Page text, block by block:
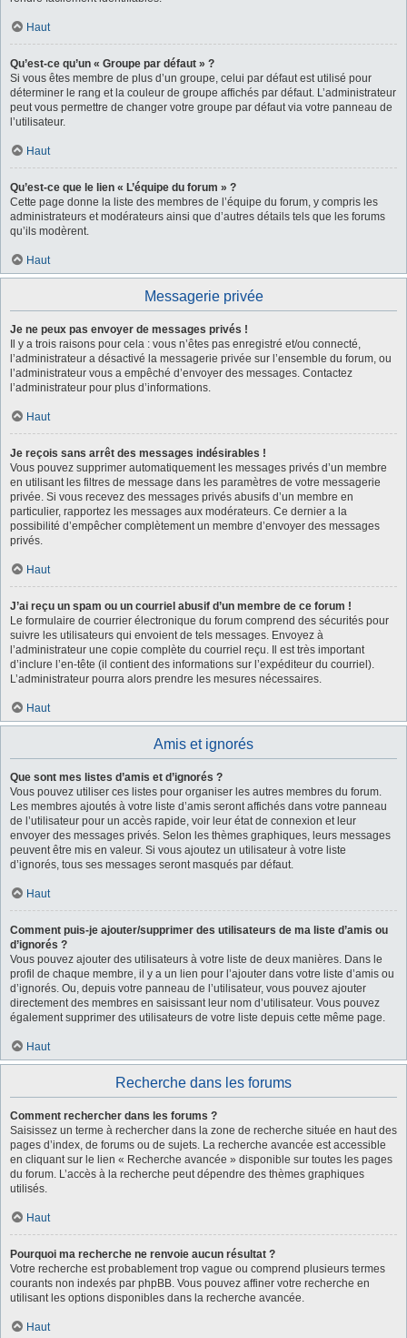
Haut
Qu’est-ce qu’un « Groupe par défaut » ?
Si vous êtes membre de plus d’un groupe, celui par défaut est utilisé pour
déterminer le rang et la couleur de groupe affichés par défaut. L’administrateur
peut vous permettre de changer votre groupe par défaut via votre panneau de
l’utilisateur.
Haut
Qu’est-ce que le lien « L’équipe du forum » ?
Cette page donne la liste des membres de l’équipe du forum, y compris les
administrateurs et modérateurs ainsi que d’autres détails tels que les forums
qu’ils modèrent.
Haut
Messagerie privée
Je ne peux pas envoyer de messages privés !
Il y a trois raisons pour cela : vous n’êtes pas enregistré et/ou connecté,
l’administrateur a désactivé la messagerie privée sur l’ensemble du forum, ou
l’administrateur vous a empêché d’envoyer des messages. Contactez
l’administrateur pour plus d’informations.
Haut
Je reçois sans arrêt des messages indésirables !
Vous pouvez supprimer automatiquement les messages privés d’un membre
en utilisant les filtres de message dans les paramètres de votre messagerie
privée. Si vous recevez des messages privés abusifs d’un membre en
particulier, rapportez les messages aux modérateurs. Ce dernier a la
possibilité d’empêcher complètement un membre d’envoyer des messages
privés.
Haut
J’ai reçu un spam ou un courriel abusif d’un membre de ce forum !
Le formulaire de courrier électronique du forum comprend des sécurités pour
suivre les utilisateurs qui envoient de tels messages. Envoyez à
l’administrateur une copie complète du courriel reçu. Il est très important
d’inclure l’en-tête (il contient des informations sur l’expéditeur du courriel).
L’administrateur pourra alors prendre les mesures nécessaires.
Haut
Amis et ignorés
Que sont mes listes d’amis et d’ignorés ?
Vous pouvez utiliser ces listes pour organiser les autres membres du forum.
Les membres ajoutés à votre liste d’amis seront affichés dans votre panneau
de l’utilisateur pour un accès rapide, voir leur état de connexion et leur
envoyer des messages privés. Selon les thèmes graphiques, leurs messages
peuvent être mis en valeur. Si vous ajoutez un utilisateur à votre liste
d’ignorés, tous ses messages seront masqués par défaut.
Haut
Comment puis-je ajouter/supprimer des utilisateurs de ma liste d’amis ou
d’ignorés ?
Vous pouvez ajouter des utilisateurs à votre liste de deux manières. Dans le
profil de chaque membre, il y a un lien pour l’ajouter dans votre liste d’amis ou
d’ignorés. Ou, depuis votre panneau de l’utilisateur, vous pouvez ajouter
directement des membres en saisissant leur nom d’utilisateur. Vous pouvez
également supprimer des utilisateurs de votre liste depuis cette même page.
Haut
Recherche dans les forums
Comment rechercher dans les forums ?
Saisissez un terme à rechercher dans la zone de recherche située en haut des
pages d’index, de forums ou de sujets. La recherche avancée est accessible
en cliquant sur le lien « Recherche avancée » disponible sur toutes les pages
du forum. L’accès à la recherche peut dépendre des thèmes graphiques
utilisés.
Haut
Pourquoi ma recherche ne renvoie aucun résultat ?
Votre recherche est probablement trop vague ou comprend plusieurs termes
courants non indexés par phpBB. Vous pouvez affiner votre recherche en
utilisant les options disponibles dans la recherche avancée.
Haut